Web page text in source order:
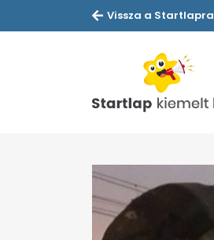
Vissza a Startlapra